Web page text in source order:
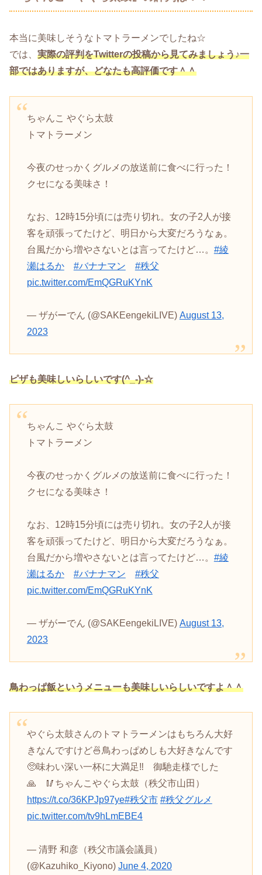
本当に美味しそうなトマトラーメンでしたね☆
では、 実際の評判をTwitterの投稿から見てみましょう♪一
部ではありますが、どなたも高評価です＾＾
ちゃんこ やぐら太鼓
トマトラーメン
今夜のせっかくグルメの放送前に食べに行った！
クセになる美味さ！
なお、12時15分頃には売り切れ。女の子2人が接
客を頑張ってたけど、明日から大変だろうなぁ。
台風だから増やさないとは言ってたけど…。 #綾
瀬はるか
#バナナマン
#秩父
pic.twitter.com/EmQGRuKYnK
— ザがーでん (@SAKEengekiLIVE) August 13,
2023
ピザも美味しいらしいです(^_-)-☆
ちゃんこ やぐら太鼓
トマトラーメン
今夜のせっかくグルメの放送前に食べに行った！
クセになる美味さ！
なお、12時15分頃には売り切れ。女の子2人が接
客を頑張ってたけど、明日から大変だろうなぁ。
台風だから増やさないとは言ってたけど…。 #綾
瀬はるか
#バナナマン
#秩父
pic.twitter.com/EmQGRuKYnK
— ザがーでん (@SAKEengekiLIVE) August 13,
2023
鳥わっぱ飯というメニューも美味しいらしいですよ＾＾
やぐら太鼓さんのトマトラーメンはもちろん大好
きなんですけど🍜鳥わっぱめしも大好きなんです
🥺味わい深い一杯に大満足‼️ 御馳走様でした
🙏 🥢ちゃんこやぐら太鼓（秩父市山田）
https://t.co/36KPJp97ye#秩父市 #秩父グルメ
pic.twitter.com/tv9hLmEBE4
— 清野 和彦（秩父市議会議員）
(@Kazuhiko_Kiyono) June 4, 2020